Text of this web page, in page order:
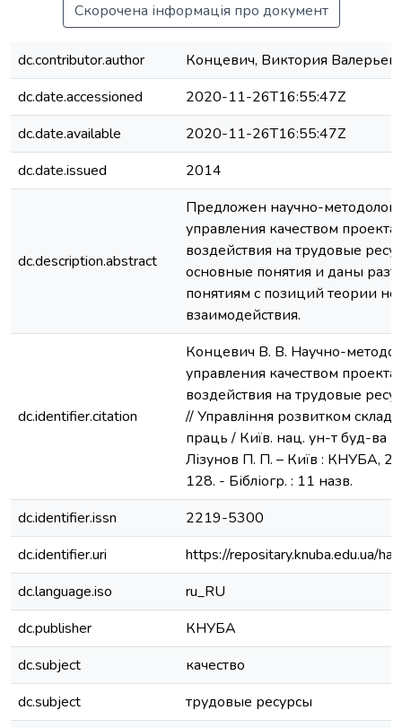
Скорочена інформація про документ
dc.contributor.author
Концевич, Виктория
dc.date.accessioned
2020-11-26T16:55:47Z
dc.date.available
2020-11-26T16:55:47Z
dc.date.issued
2014
dc.description.abstract
Предложен научно-
управления качеством
воздействия на трудовые
основные понятия и даны
понятиям с позиций теории
взаимодействия.
dc.identifier.citation
Концевич В. В. Научно-
управления качеством
воздействия на трудовые
// Управління розвитком
праць / Київ. нац. ун-т буд-ва і
Лізунов П. П. – Київ : КНУБА,
128. - Бібліогр. : 11 назв.
dc.identifier.issn
2219-5300
dc.identifier.uri
https://repositary.knuba.edu.ua/
dc.language.iso
ru_RU
dc.publisher
КНУБА
dc.subject
качество
dc.subject
трудовые ресурсы